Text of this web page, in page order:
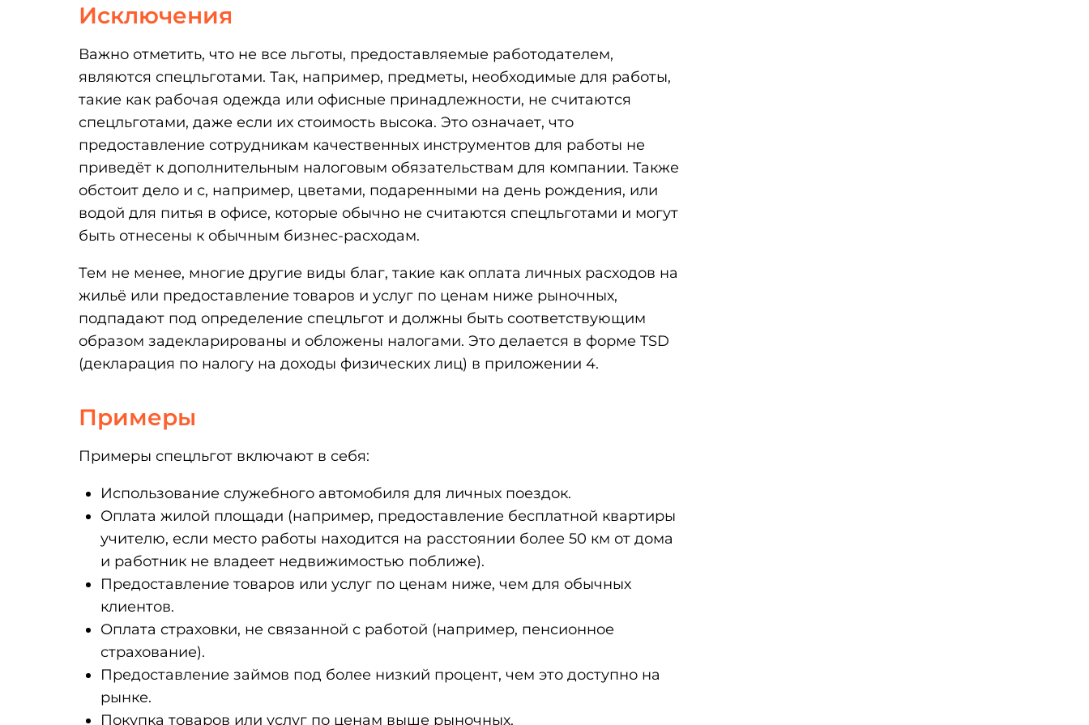
Исключения
Важно отметить, что не все льготы, предоставляемые работодателем,
являются спецльготами. Так, например, предметы, необходимые для работы,
такие как рабочая одежда или офисные принадлежности, не считаются
спецльготами, даже если их стоимость высока. Это означает, что
предоставление сотрудникам качественных инструментов для работы не
приведёт к дополнительным налоговым обязательствам для компании. Также
обстоит дело и с, например, цветами, подаренными на день рождения, или
водой для питья в офисе, которые обычно не считаются спецльготами и могут
быть отнесены к обычным бизнес-расходам.
Тем не менее, многие другие виды благ, такие как оплата личных расходов на
жильё или предоставление товаров и услуг по ценам ниже рыночных,
подпадают под определение спецльгот и должны быть соответствующим
образом задекларированы и обложены налогами. Это делается в форме TSD
(декларация по налогу на доходы физических лиц) в приложении 4.
Примеры
Примеры спецльгот включают в себя:
Использование служебного автомобиля для личных поездок.
Оплата жилой площади (например, предоставление бесплатной квартиры
учителю, если место работы находится на расстоянии более 50 км от дома
и работник не владеет недвижимостью поближе).
Предоставление товаров или услуг по ценам ниже, чем для обычных
клиентов.
Оплата страховки, не связанной с работой (например, пенсионное
страхование).
Предоставление займов под более низкий процент, чем это доступно на
рынке.
Покупка товаров или услуг по ценам выше рыночных.